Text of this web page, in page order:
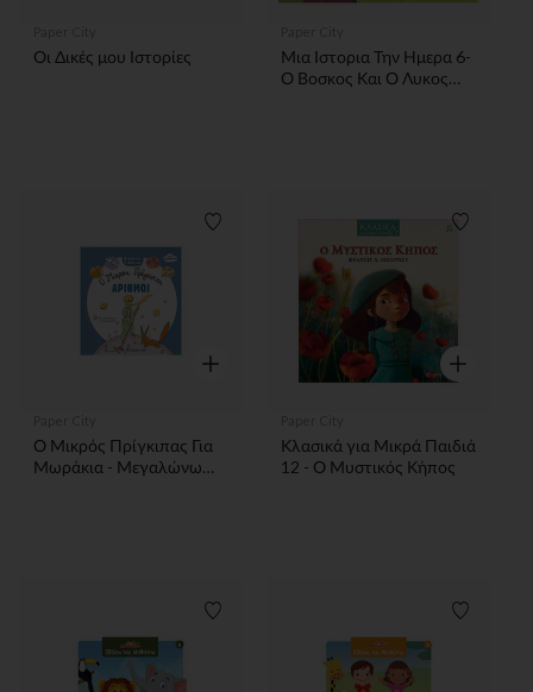
Οι Δικές μου Ιστορίες
Μια Ιστορια Την Ημερα 6-
Ο Βοσκος Και Ο Λυκος
Λίστα προτιμήσεων
Γρήγορη επισκόπηση
Ο Μικρός Πρίγκιπας Για
Μωράκια - Μεγαλώνω
Λίστα
Γρήγορη
Κλασικά για Μικρά Παιδιά
12 - Ο Μυστικός Κήπος
Λίστα προτιμήσεων Λίστα